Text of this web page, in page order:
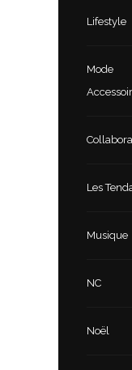
Lifestyle
Mode
Les
Musique
NC
Noël